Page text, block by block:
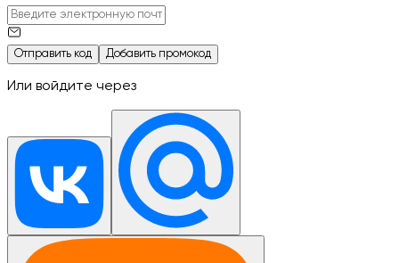
Отправить код Добавить промокод
Или войдите через